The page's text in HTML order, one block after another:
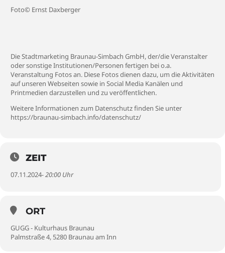
Foto© Ernst Daxberger
Die Stadtmarketing Braunau-Simbach GmbH, der/die Veranstalter
oder sonstige Institutionen/Personen fertigen bei o.a.
Veranstaltung Fotos an. Diese Fotos dienen dazu, um die Aktivitäten
auf unseren Webseiten sowie in Social Media Kanälen und
Printmedien darzustellen und zu veröffentlichen.
Weitere Informationen zum Datenschutz finden Sie unter
https://braunau-simbach.info/datenschutz/
ZEIT
07.11.2024- 20:00 Uhr
ORT
GUGG - Kulturhaus Braunau
Palmstraße 4, 5280 Braunau am Inn